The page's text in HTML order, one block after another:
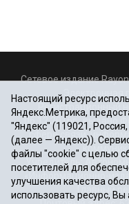
Сетевое издание
06.12.2016г., выдано
сфере связи,
Учредитель:
«Информационно-
Главный
Настоящий ресурс
Яндекс.Метрика,
"Яндекс" (119021,
(далее — Яндекс)).
файлы "cookie" с целью
посетителей для
улучшения качества
использовать ресурс,